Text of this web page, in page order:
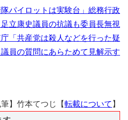
パイロットは実験台」総務行政
立康史議員の抗議も委員長無視
庁「共産党は殺人などを行った疑
員の質問にあらためて見解示す
筆】竹本てつじ【転載について 】